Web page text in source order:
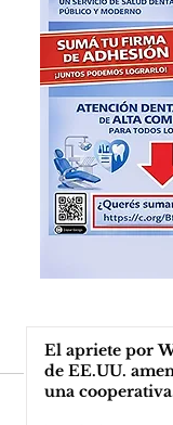
El apriete por
de EE.UU.
una cooperativa
argentina para